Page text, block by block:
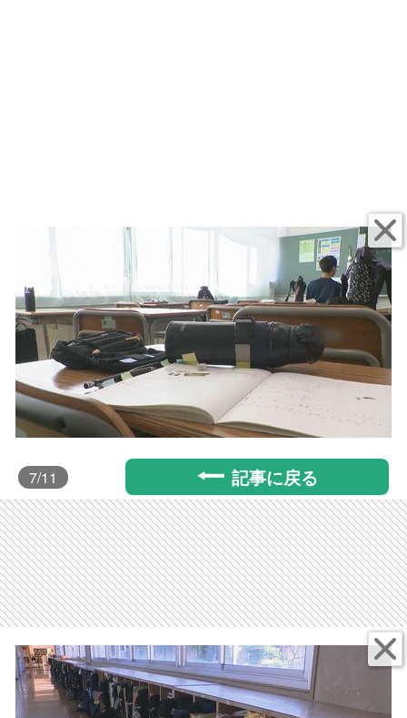
7/11 記事に戻る